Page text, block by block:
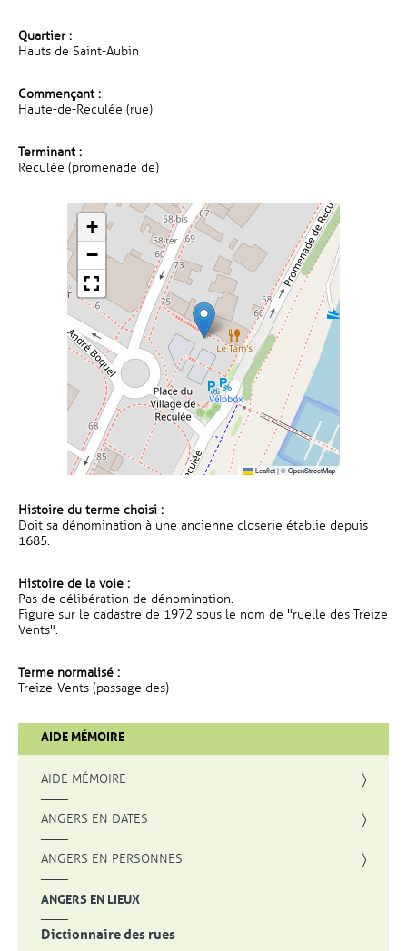
Quartier :
Hauts de Saint-Aubin
Commençant :
Haute-de-Reculée (rue)
Terminant :
Reculée (promenade de)
+
−
Leaflet|©OpenStreetMap
Histoire du terme choisi :
Doit sa dénomination à une ancienne closerie établie depuis
1685.
Histoire de la voie :
Pas de délibération de dénomination.
Figure sur le cadastre de 1972 sous le nom de "ruelle des Treize
Vents".
Terme normalisé :
Treize-Vents (passage des)
AIDE MÉMOIRE
AIDE MÉMOIRE
ANGERS EN DATES
ANGERS EN PERSONNES
ANGERS EN LIEUX
Dictionnaire des rues